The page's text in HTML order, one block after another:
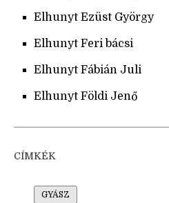
Elhunyt Ezüst György
Elhunyt Feri bácsi
Elhunyt Fábián Juli
Elhunyt Földi Jenő
CÍMKÉK
GYÁSZ